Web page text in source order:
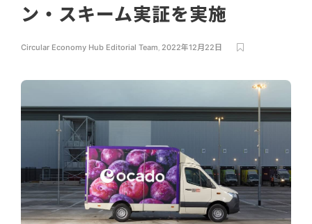
ン・スキーム実証を実施
Circular Economy Hub Editorial Team, 2022年12月22日